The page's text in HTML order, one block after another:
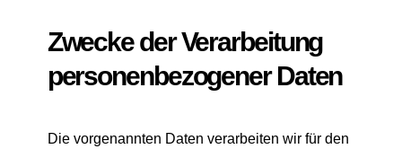
Zwecke der Verarbeitung
personenbezogener Daten
Die vorgenannten Daten verarbeiten wir für den